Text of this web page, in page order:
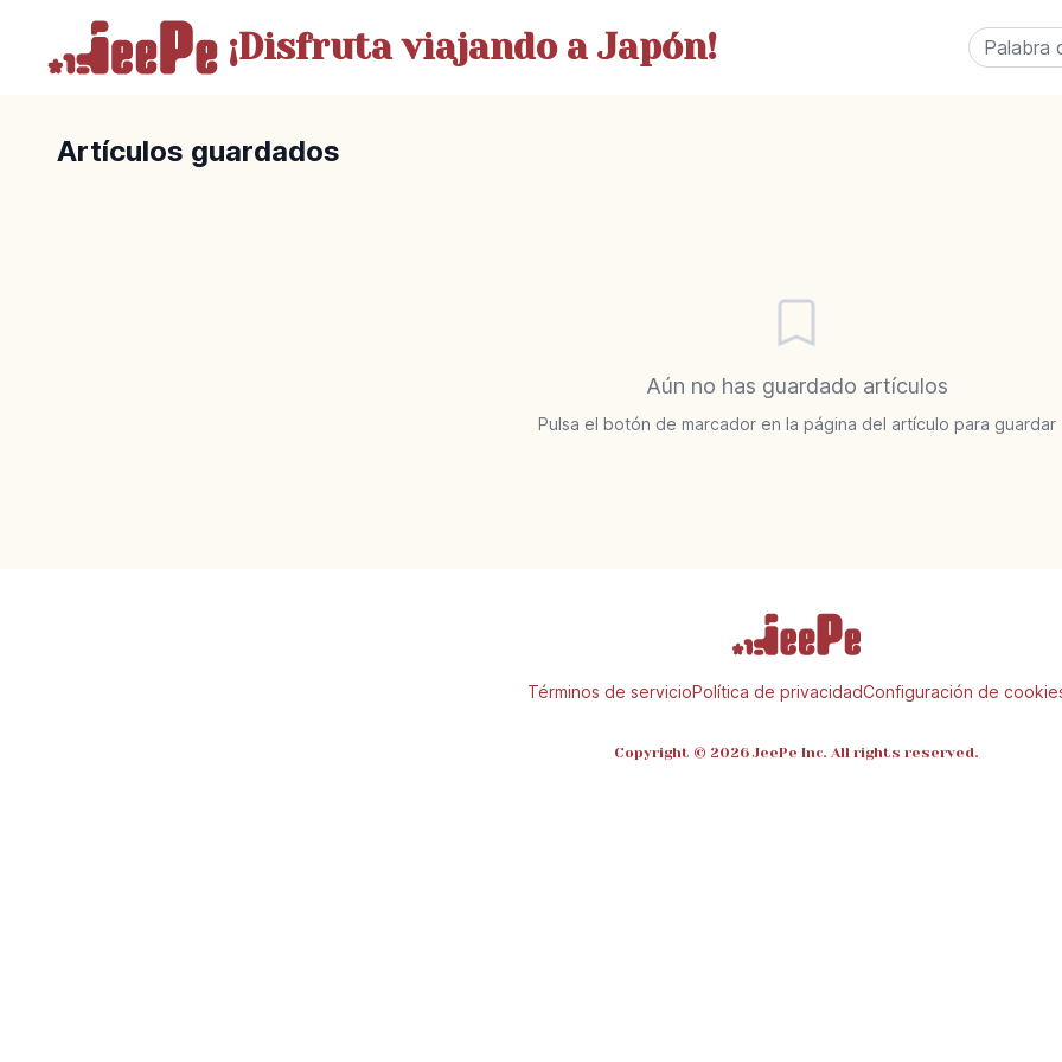
¡Disfrutaviajando a Japón!
Artículos guardados
Aún no has guardado artículos
Pulsa el botón de marcador en la página del artículo para guardar
Términos de servicioPolítica de privacidadConfiguración de
Copyright © 2026 JeePe Inc. All rights reserved.